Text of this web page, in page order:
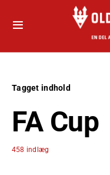
Tagget indhold
FA Cup
458 indlæg